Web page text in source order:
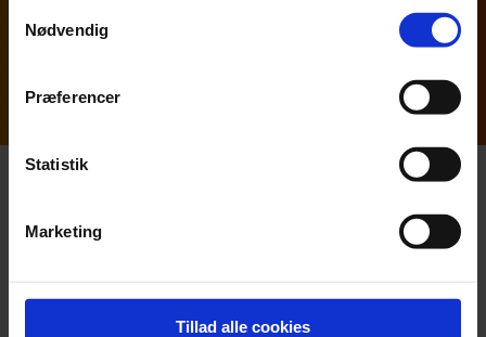
Nødvendig
Præferencer
Statistik
Marketing
Tillad alle cookies
Kontakt os. Vi hjælper gerne